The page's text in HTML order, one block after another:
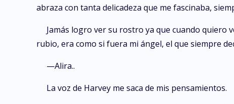
abraza con tanta delicadeza que me fascinaba,
Jamás logro ver su rostro ya que cuando quiero
rubio, era como si fuera mi ángel, el que siempre
—Alira..
La voz de Harvey me saca de mis pensamientos.